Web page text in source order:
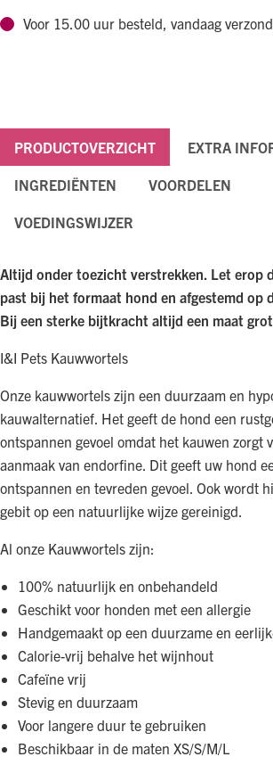
Voor 15.00 uur besteld, vandaag
PRODUCTOVERZICHT EXTRA
INGREDIËNTEN VOORDELEN
VOEDINGSWIJZER
Altijd onder toezicht verstrekken. Let erop
past bij het formaat hond en afgestemd op
Bij een sterke bijtkracht altijd een maat
I&I Pets Kauwwortels
Onze kauwwortels zijn een duurzaam en
kauwalternatief. Het geeft de hond een
ontspannen gevoel omdat het kauwen zorgt
aanmaak van endorfine. Dit geeft uw hond
ontspannen en tevreden gevoel. Ook wordt
gebit op een natuurlijke wijze gereinigd.
Al onze Kauwwortels zijn:
100% natuurlijk en onbehandeld
Geschikt voor honden met een allergie
Handgemaakt op een duurzame en
Calorie-vrij behalve het wijnhout
Cafeïne vrij
Stevig en duurzaam
Voor langere duur te gebruiken
Beschikbaar in de maten XS/S/M/L